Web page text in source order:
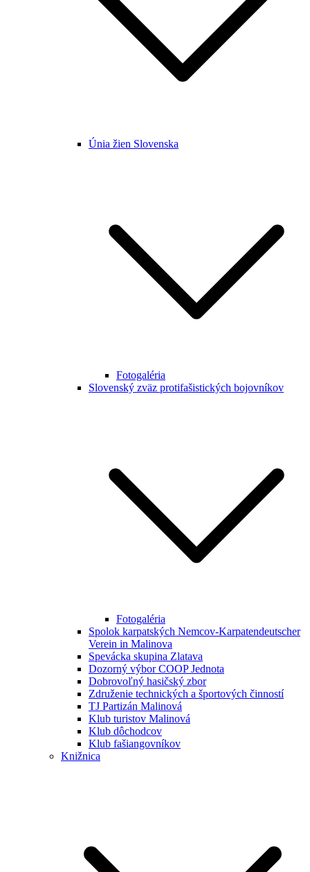
Únia žien Slovenska
Fotogaléria
Slovenský zväz protifašistických bojovníkov
Fotogaléria
Spolok karpatských Nemcov-Karpatendeutscher
Verein in Malinova
Spevácka skupina Zlatava
Dozorný výbor COOP Jednota
Dobrovoľný hasičský zbor
Združenie technických a športových činností
TJ Partizán Malinová
Klub turistov Malinová
Klub dôchodcov
Klub fašiangovníkov
Knižnica